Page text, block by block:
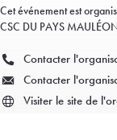
Cet événement est
CSC DU PAYS
Contacter
Contacter
Visiter le site de